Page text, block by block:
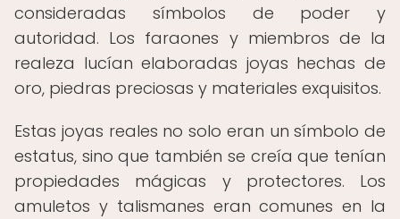
consideradas símbolos de poder y
autoridad. Los faraones y miembros de la
realeza lucían elaboradas joyas hechas de
oro, piedras preciosas y materiales exquisitos.
Estas joyas reales no solo eran un símbolo de
estatus, sino que también se creía que tenían
propiedades mágicas y protectores. Los
amuletos y talismanes eran comunes en la